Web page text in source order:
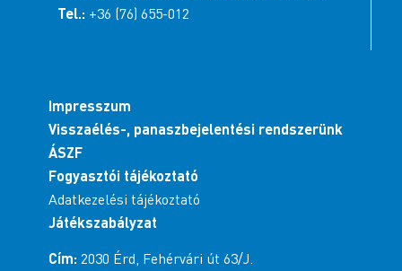
Tel.: +36 (76) 655-012
Impresszum
Visszaélés-, panaszbejelentési rendszerünk
ÁSZF
Fogyasztói tájékoztató
Adatkezelési tájékoztató
Játékszabályzat
Cím: 2030 Érd, Fehérvári út 63/J.